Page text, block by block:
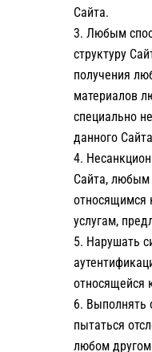
Сайта.
Любым
структуру
получения
материалов
специально
данного
Сайта, любым
относящимся
услугам,
Нарушать
относящейся
Выполнять
пытаться
любом